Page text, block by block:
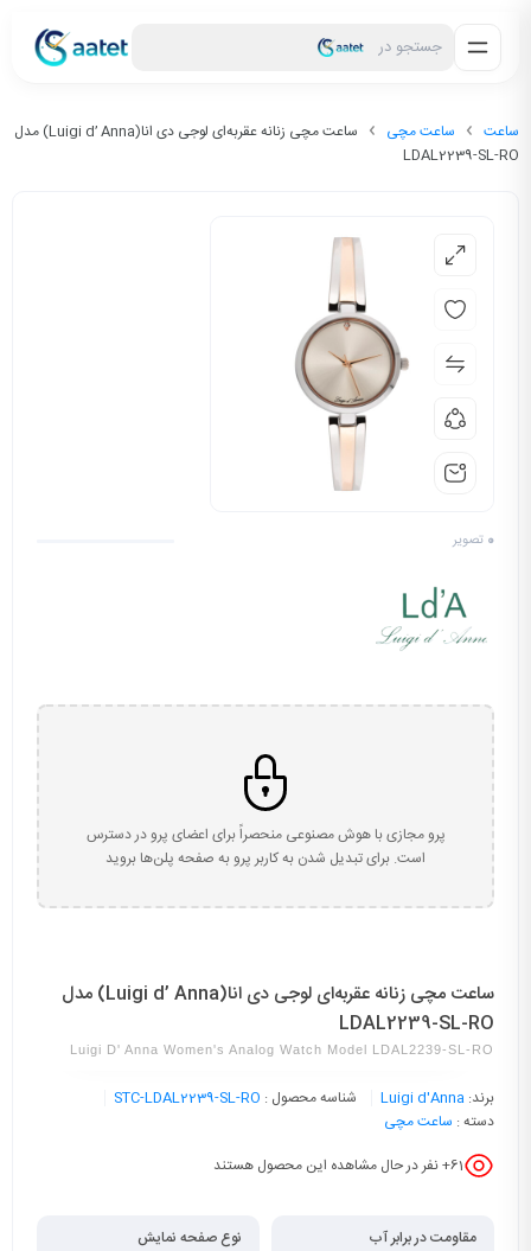
جستجو در
ساعت ساعت مچی
ساعت مچی زنانه عقربه‌ای لوجی دی انا(Luigi d’ Anna) مدل
LDAL2239-SL-RO
0 تصویر
پرو مجازی با هوش مصنوعی منحصراً برای اعضای پرو در دسترس
است. برای تبدیل شدن به کاربر پرو به صفحه پلن‌ها بروید
ساعت مچی زنانه عقربه‌ای لوجی دی انا(Luigi d’ Anna) مدل
LDAL2239-SL-RO
Luigi D' Anna Women's Analog Watch Model LDAL2239-SL-RO
برند: Luigi d'Anna شناسه محصول : STC-LDAL2239-SL-RO
دسته : ساعت مچی
61+ نفر در حال مشاهده این محصول هستند
مقاومت در برابر آب
نوع صفحه نمایش